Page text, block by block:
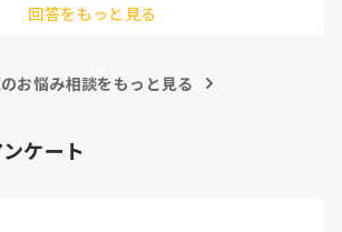
回数をこなすしかないかもです(^_^;)
回答をもっと見る
お悩み相談をもっと見る
ケート